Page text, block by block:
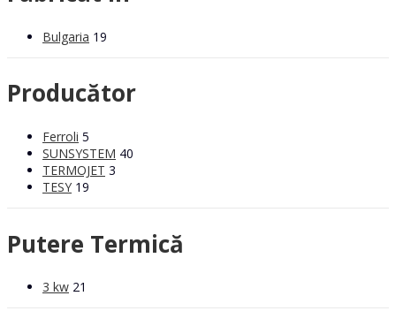
Bulgaria 19
Producător
Ferroli 5
SUNSYSTEM 40
TERMOJET 3
TESY 19
Putere Termică
3 kw 21